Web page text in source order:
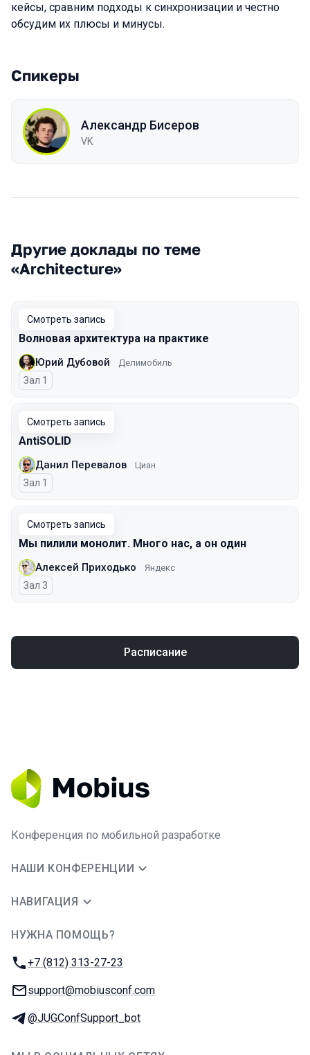
кейсы, сравним подходы к синхронизации и честно
обсудим их плюсы и минусы.
Спикеры
Александр Бисеров
VK
Другие доклады по теме
«Architecture»
Смотреть запись
Волновая архитектура на практике
Юрий Дубовой Делимобиль
Зал 1
Смотреть запись
AntiSOLID
Данил Перевалов Циан
Зал 1
Смотреть запись
Мы пилили монолит. Много нас, а он один
Алексей Приходько Яндекс
Зал 3
Расписание
Конференция по мобильной разработке
НАШИ КОНФЕРЕНЦИИ
НАВИГАЦИЯ
НУЖНА ПОМОЩЬ?
Телефон:
+7 (812) 313-27-23
E-mail:
support@mobiusconf.com
Телеграм:
@JUGConfSupport_bot